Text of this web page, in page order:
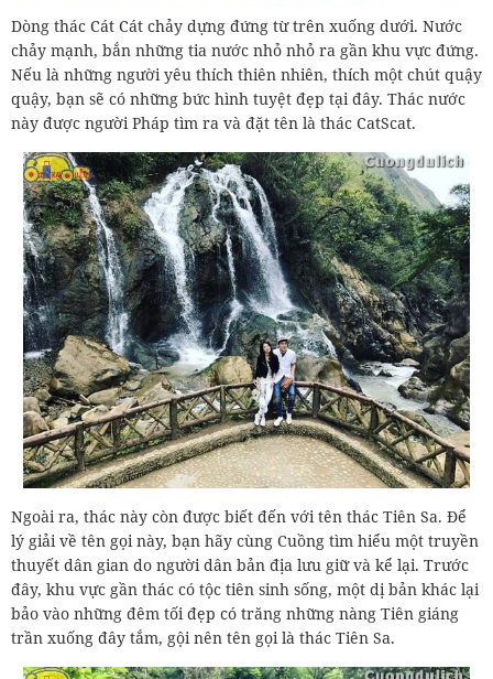
Dòng thác Cát Cát chảy dựng đứng từ trên xuống dưới. Nước
chảy mạnh, bắn những tia nước nhỏ nhỏ ra gần khu vực đứng.
Nếu là những người yêu thích thiên nhiên, thích một chút quậy
quậy, bạn sẽ có những bức hình tuyệt đẹp tại đây. Thác nước
này được người Pháp tìm ra và đặt tên là thác CatScat.
Ngoài ra, thác này còn được biết đến với tên thác Tiên Sa. Để
lý giải về tên gọi này, bạn hãy cùng Cuồng tìm hiểu một truyền
thuyết dân gian do người dân bản địa lưu giữ và kể lại. Trước
đây, khu vực gần thác có tộc tiên sinh sống, một dị bản khác lại
bảo vào những đêm tối đẹp có trăng những nàng Tiên giáng
trần xuống đây tắm, gội nên tên gọi là thác Tiên Sa.